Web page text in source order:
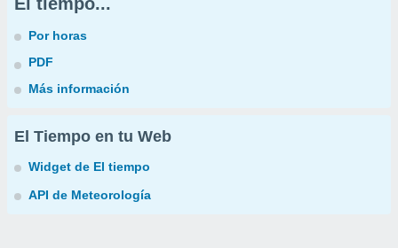
Por horas
PDF
Más información
El Tiempo en tu Web
Widget de El tiempo
API de Meteorología